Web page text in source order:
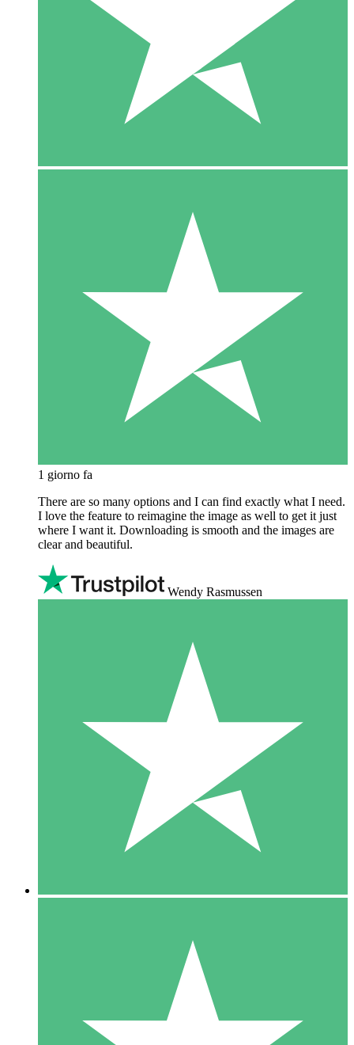
1 giorno fa
There are so many options and I can find exactly what I need.
I love the feature to reimagine the image as well to get it just
where I want it. Downloading is smooth and the images are
clear and beautiful.
Wendy Rasmussen